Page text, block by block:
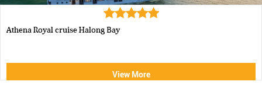
Luxury Halong Sen Day Cruise
View More